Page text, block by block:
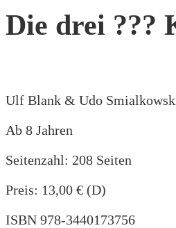
Die drei ???
Ulf Blank & Udo
Ab 8 Jahren
Seitenzahl: 208 Seiten
Preis: 13,00 € (D)
ISBN 978-3440173756